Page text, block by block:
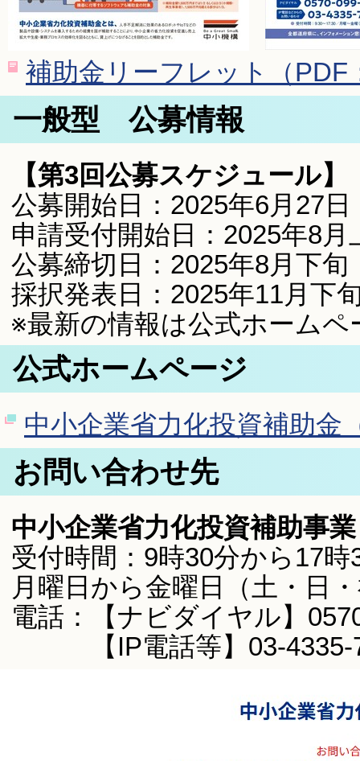
補助金リーフレット（PDF
一般型 公募情報
【第3回公募スケジュール】
公募開始日：2025年6月27
申請受付開始日：2025年8月
公募締切日：2025年8月下旬
採択発表日：2025年11月下
※最新の情報は公式ホーム
公式ホームページ
中小企業省力化投資補助金
お問い合わせ先
中小企業省力化投資補助事
受付時間：9時30分から17時
月曜日から金曜日（土・日
電話：【ナビダイヤル】
【IP電話等】03-4335-